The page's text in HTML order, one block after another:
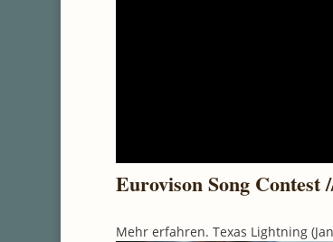
Eurovison Song Contest
Mehr erfahren. Texas Lightning